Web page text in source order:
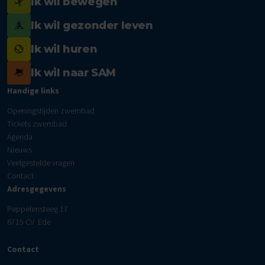
Ik wil gezonder leven
Ik wil huren
Ik wil naar SAM
Handige links
Openingstijden zwembad
Tickets zwembad
Agenda
Nieuws
Veelgestelde vragen
Contact
Adresgegevens
Peppelensteeg 17
6715 CV Ede
Contact